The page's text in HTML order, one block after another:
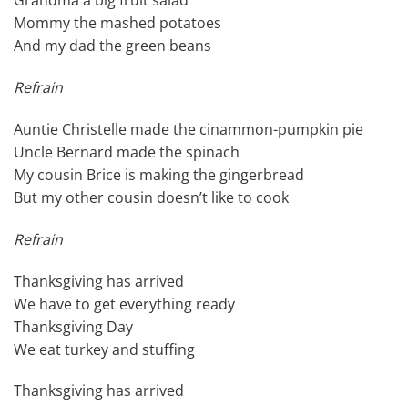
Mommy the mashed potatoes
And my dad the green beans
Refrain
Auntie Christelle made the cinammon-pumpkin pie
Uncle Bernard made the spinach
My cousin Brice is making the gingerbread
But my other cousin doesn’t like to cook
Refrain
Thanksgiving has arrived
We have to get everything ready
Thanksgiving Day
We eat turkey and stuffing
Thanksgiving has arrived